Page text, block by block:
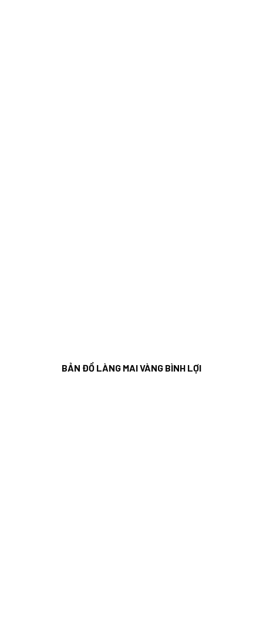
BẢN ĐỒ LÀNG MAI VÀNG BÌNH LỢI